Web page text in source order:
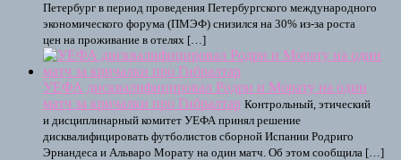
Петербург в период проведения Петербургского международного
экономического форума (ПМЭФ) снизился на 30% из-за роста
цен на проживание в отелях […]
УЕФА дисквалифицировал Родри и Морату на один
матч за кричалки про Гибралтар Контрольный, этический
и дисциплинарный комитет УЕФА принял решение
дисквалифицировать футболистов сборной Испании Родриго
Эрнандеса и Альваро Морату на один матч. Об этом сообщила […]